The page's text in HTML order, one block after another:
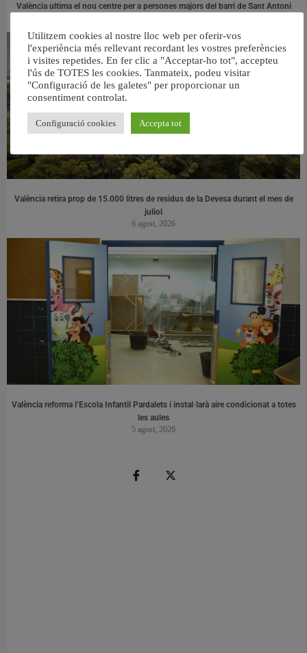
València ultima el nou centre per a persones majors del barri de Sant Antoni
València retira prop de 15.000 litres de residus de la Devesa durant el mes de
juliol
6 agost, 2026
València reforma l’Escola Infantil Pardalets i instal·larà aire condicionat a totes
les aules
5 agost, 2026
Utilitzem cookies al nostre lloc web per oferir-vos
l'experiència més rellevant recordant les vostres preferències
i visites repetides. En fer clic a "Acceptar-ho tot", accepteu
l'ús de TOTES les cookies. Tanmateix, podeu visitar
"Configuració de les galetes" per proporcionar un
consentiment controlat.
Configuració cookies Accepta tot